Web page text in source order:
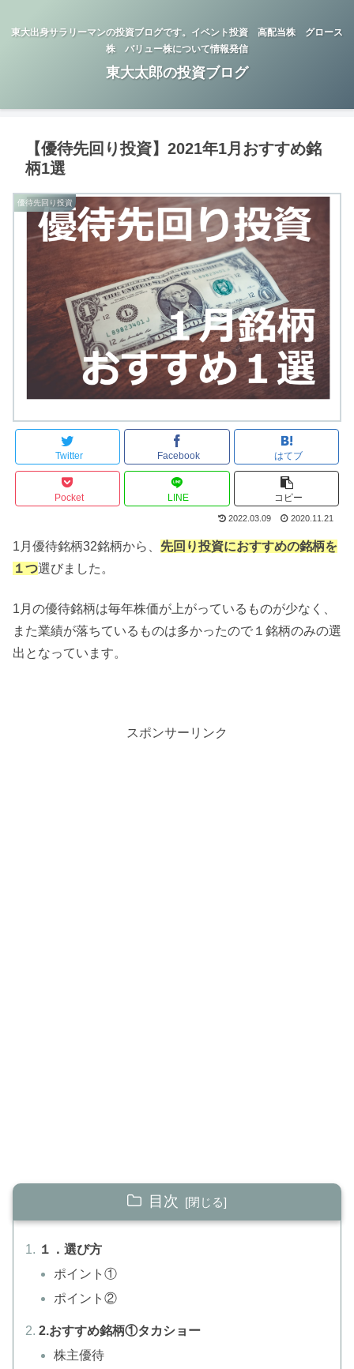
東大出身サラリーマンの投資ブログです。イベント投資 高配当株 グロース
株 バリュー株について情報発信
東大太郎の投資ブログ
【優待先回り投資】2021年1月おすすめ銘
柄1選
優待先回り投資
Twitter Facebook はてブ
Pocket LINE コピー
2022.03.09 2020.11.21
1月優待銘柄32銘柄から、 先回り投資におすすめの銘柄を
１つ選びました。
1月の優待銘柄は毎年株価が上がっているものが少なく、
また業績が落ちているものは多かったので１銘柄のみの選
出となっています。
スポンサーリンク
目次
１．選び方
ポイント①
ポイント②
2.おすすめ銘柄①タカショー
株主優待